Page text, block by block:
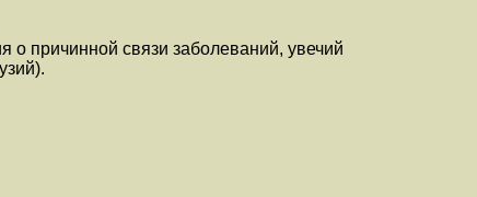
о причинной связи заболеваний, увечий